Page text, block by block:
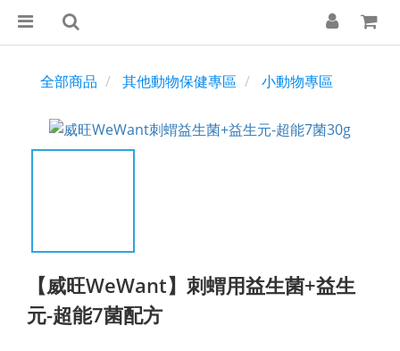
全部商品 其他動物保健專區 小動物專區
【威旺WeWant】刺蝟用益生菌+益生
元-超能7菌配方